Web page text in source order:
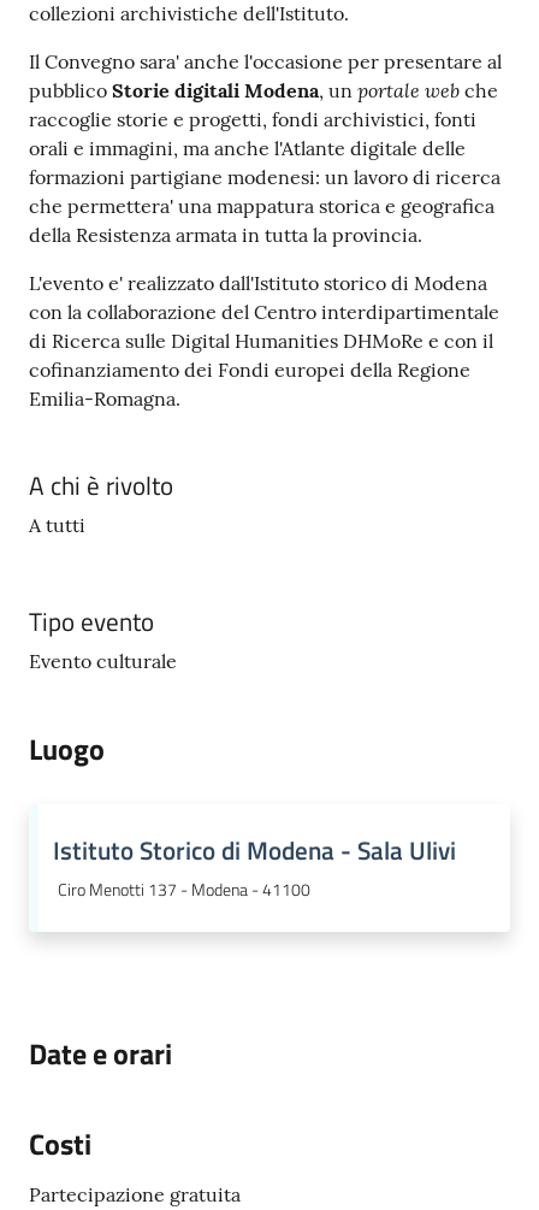
Street
Tutti
gli
argomenti...
collezioni archivistiche dell'Istituto.
Il Convegno sara' anche l'occasione per presentare al
pubblico Storie digitali Modena, un portale web che
raccoglie storie e progetti, fondi archivistici, fonti
orali e immagini, ma anche l'Atlante digitale delle
formazioni partigiane modenesi: un lavoro di ricerca
che permettera' una mappatura storica e geografica
della Resistenza armata in tutta la provincia.
L'evento e' realizzato dall'Istituto storico di Modena
con la collaborazione del Centro interdipartimentale
di Ricerca sulle Digital Humanities DHMoRe e con il
cofinanziamento dei Fondi europei della Regione
Emilia-Romagna.
A chi è rivolto
A tutti
Tipo evento
Evento culturale
Luogo
Istituto Storico di Modena - Sala Ulivi
Ciro Menotti 137 - Modena - 41100
Date e orari
Costi
Partecipazione gratuita